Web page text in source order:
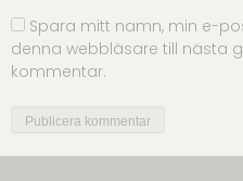
Spara mitt namn, min e-
denna webbläsare till nästa
kommentar.